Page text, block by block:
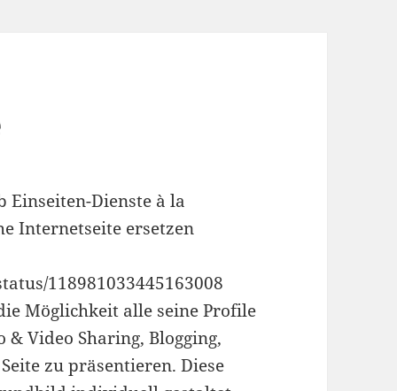
Einseiten-Dienste à la
Internetseite ersetzen
118981033445163008
Möglichkeit alle seine Profile
Video Sharing, Blogging,
zu präsentieren. Diese